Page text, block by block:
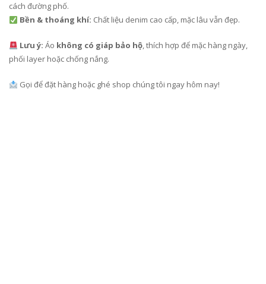
cách đường phố.
Bền & thoáng khí: Chất liệu denim cao cấp, mặc lâu vẫn đẹp.
Lưu ý: Áo không có giáp bảo hộ, thích hợp để mặc hàng ngày,
phối layer hoặc chống nắng.
Gọi để đặt hàng hoặc ghé shop chúng tôi ngay hôm nay!